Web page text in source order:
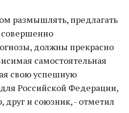
размышлять, предлагать
совершенно
должны прекрасно
самостоятельная
свою успешную
Российской Федерации,
друг и союзник, - отметил